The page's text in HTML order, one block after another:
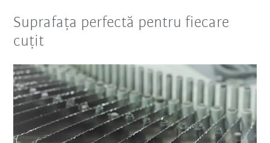
Suprafața perfectă pentru fiecare
cuțit